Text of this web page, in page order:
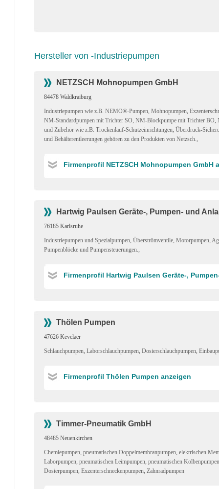
Hersteller von -Industriepumpen
NETZSCH Mohnopumpen GmbH
84478 Waldkraiburg
Industriepumpen wie z.B. NEMO®-Pumpen, Mohnopumpen,
NM-Standardpumpen mit Trichter SO, NM-Blockpumpe mit Trichter BO,
und Zubehör wie z.B. Trockenlauf-Schutzeinrichtungen, Überdruck-
und Behälterentleerungen gehören zu den Produkten von Netzsch.,
Firmenprofil NETZSCH Mohnopumpen GmbH
Hartwig Paulsen Geräte-, Pumpen- und
76185 Karlsruhe
Industriepumpen und Spezialpumpen, Überströmventile, Motorpumpen,
Pumpenblöcke und Pumpensteuerungen.,
Firmenprofil Hartwig Paulsen Geräte-,
Thölen Pumpen
47626 Kevelaer
Schlauchpumpen, Laborschlauchpumpen, Dosierschlauchpumpen,
Firmenprofil Thölen Pumpen anzeigen
Timmer-Pneumatik GmbH
48485 Neuenkirchen
Chemiepumpen, pneumatischen Doppelmembranpumpen, elektrischen
Laborpumpen, pneumatischen Leimpumpen, pneumatischen Kolbenpumpen
Dosierpumpen, Exzenterschneckenpumpen, Zahnradpumpen